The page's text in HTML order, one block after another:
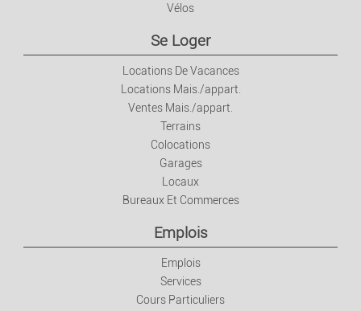
Vélos
Se Loger
Locations De Vacances
Locations Mais./appart.
Ventes Mais./appart.
Terrains
Colocations
Garages
Locaux
Bureaux Et Commerces
Emplois
Emplois
Services
Cours Particuliers